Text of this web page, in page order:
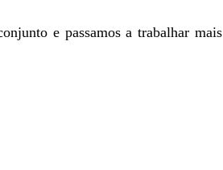
e passamos a trabalhar mais